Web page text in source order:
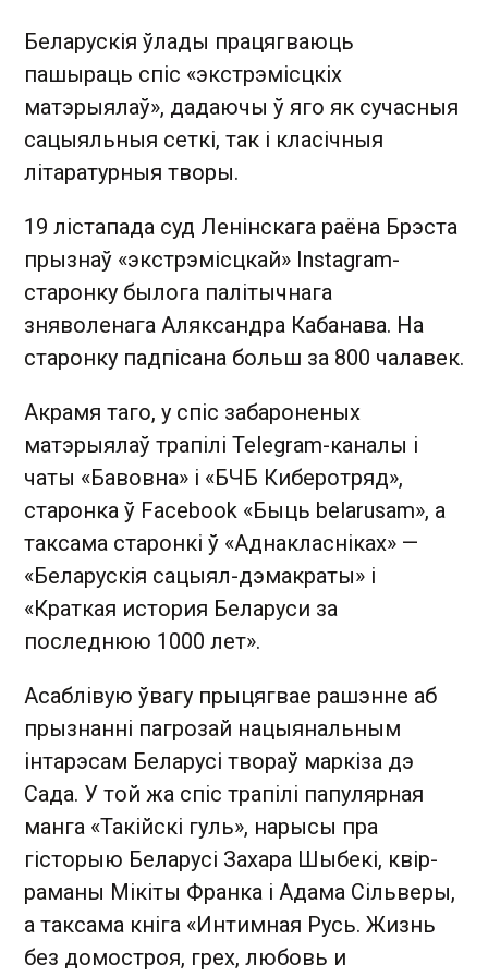
Беларускія ўлады працягваюць
пашыраць спіс «экстрэмісцкіх
матэрыялаў», дадаючы ў яго як сучасныя
сацыяльныя сеткі, так і класічныя
літаратурныя творы.
19 лістапада суд Ленінскага раёна Брэста
прызнаў «экстрэмісцкай» Instagram-
старонку былога палітычнага
зняволенага Аляксандра Кабанава. На
старонку падпісана больш за 800 чалавек.
Акрамя таго, у спіс забароненых
матэрыялаў трапілі Telegram-каналы і
чаты «Бавовна» і «БЧБ Киберотряд»,
старонка ў Facebook «Быць belarusam», а
таксама старонкі ў «Аднакласніках» —
«Беларускiя сацыял-дэмакраты» і
«Краткая история Беларуси за
последнюю 1000 лет».
Асаблівую ўвагу прыцягвае рашэнне аб
прызнанні пагрозай нацыянальным
інтарэсам Беларусі твораў маркіза дэ
Сада. У той жа спіс трапілі папулярная
манга «Такійскі гуль», нарысы пра
гісторыю Беларусі Захара Шыбекі, квір-
раманы Мікіты Франка і Адама Сільверы,
а таксама кніга «Интимная Русь. Жизнь
без домостроя, грех, любовь и